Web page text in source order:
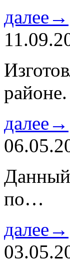
далее→
далее→
Данный
по…
далее→